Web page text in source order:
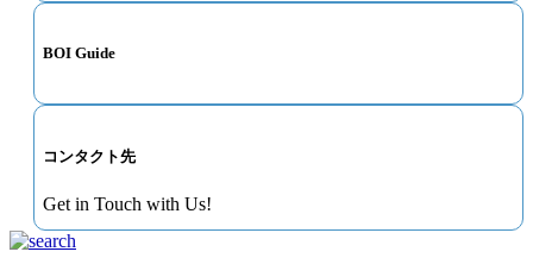
BOI Guide
コンタクト先
Get in Touch with Us!